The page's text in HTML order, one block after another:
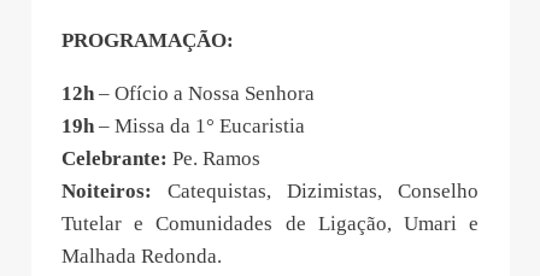
PROGRAMAÇÃO:
12h – Ofício a Nossa Senhora
19h – Missa da 1° Eucaristia
Celebrante: Pe. Ramos
Noiteiros:
Catequistas, Dizimistas, Conselho
Tutelar e Comunidades de Ligação, Umari e
Malhada Redonda.